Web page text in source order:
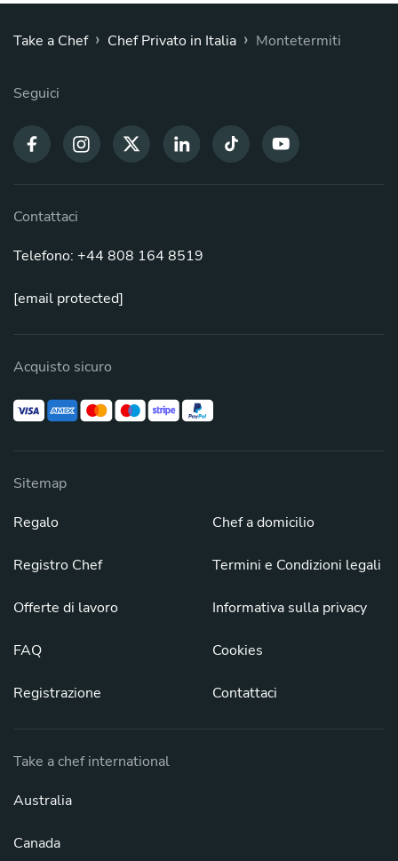
Take a Chef › Chef Privato in Italia › Montetermiti
Seguici
Contattaci
Telefono: +44 808 164 8519
[email protected]
Acquisto sicuro
Sitemap
Regalo
Registro Chef
Offerte di lavoro
FAQ
Registrazione
Chef a domicilio
Termini e Condizioni legali
Informativa sulla privacy
Cookies
Contattaci
Take a chef international
Australia
Canada